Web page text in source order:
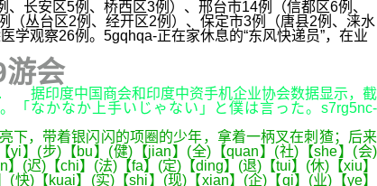
长安区5例、桥西区3例）、邢台市14例（信都区6例、
丛台区2例、经开区2例）、保定市3例（唐县2例、涞水
观察26例。5gqhqa-正在家休息的“东风快递员”，在业
会
据印度中国商会和印度中资手机企业协会数据显示，截
「なかなか上手いじゃない」と僕は言った。s7rg5nc-
，带着银闪闪的项圈的少年，拿着一柄叉在刺猹；后来
(步)【bu】(健)【jian】(全)【quan】(社)【she】(会)
(迟)【chi】(法)【fa】(定)【ding】(退)【tui】(休)【xiu】
快)【kuai】(实)【shi】(现)【xian】(企)【qi】(业)【ye】